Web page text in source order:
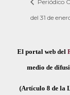
Periódico
del 31 de
El portal web del
medio de
(Artículo 8 de la